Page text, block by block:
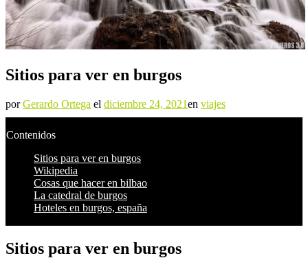
Sitios para ver en burgos
porGerardo Ortega el diciembre 24, 2021en viajes
Contenidos
Sitios para ver en burgos
Wikipedia
Cosas que hacer en bilbao
La catedral de burgos
Hoteles en burgos, españa
Sitios para ver en burgos